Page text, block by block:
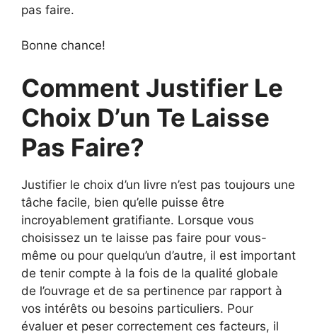
pas faire.
Bonne chance!
Comment Justifier Le
Choix D’un Te Laisse
Pas Faire?
Justifier le choix d’un livre n’est pas toujours une
tâche facile, bien qu’elle puisse être
incroyablement gratifiante. Lorsque vous
choisissez un te laisse pas faire pour vous-
même ou pour quelqu’un d’autre, il est important
de tenir compte à la fois de la qualité globale
de l’ouvrage et de sa pertinence par rapport à
vos intérêts ou besoins particuliers. Pour
évaluer et peser correctement ces facteurs, il